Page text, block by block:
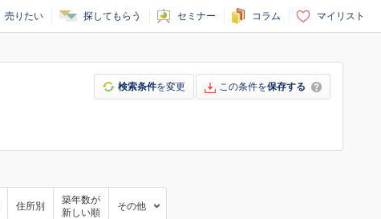
売りたい 探してもらう セミナー コラム マイリスト
検索条件を変更 この条件を保存する
住所別
築年数が
新しい順
その他